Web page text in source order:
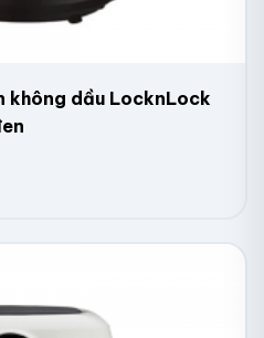
không dầu LocknLock